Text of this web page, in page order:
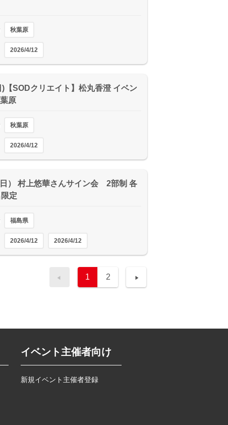
秋葉原
2026/4/12
)【SODクリエイト】松丸香澄 イベン
原
秋葉原
2026/4/12
） 村上悠華さんサイン会 2部制 各
定
福島県
2026/4/12 2026/4/12
1 2
イベント主催者向け
新規イベント主催者登録